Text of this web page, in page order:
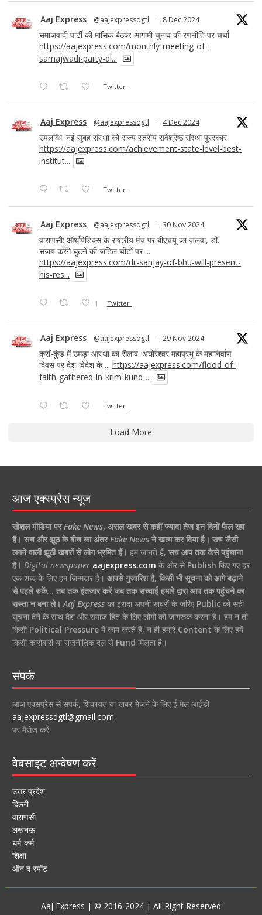
Aaj Express @aajexpressdgtl · 8 Dec 2024
समाजवादी पार्टी की मासिक बैठक: आगामी चुनाव की रणनीति पर चर्चा
https://aajexpress.com/monthly-meeting-of-
samajwadi-party-di...
Twitter
Aaj Express @aajexpressdgtl · 4 Dec 2024
उपलब्धि: नई सुबह संस्था को राज्य स्तरीय सर्वश्रेष्ठ संस्था पुरस्कार
https://aajexpress.com/achievement-state-level-best-
institut...
Twitter
Aaj Express @aajexpressdgtl · 30 Nov 2024
वाराणसी: ऑर्थोपेडिक्स के राष्ट्रीय मंच पर बीएचयू का जलवा, डॉ.
संजय करेंगे घुटने की जटिल चोटों पर ...
https://aajexpress.com/dr-sanjay-of-bhu-will-present-
his-res...
1 Twitter
Aaj Express @aajexpressdgtl · 29 Nov 2024
क्रीं-कुंड में उमड़ा आस्था का सैलाब: अघोरेश्वर महाप्रभु के महानिर्वाण
दिवस पर देश-विदेश के ... https://aajexpress.com/flood-of-
faith-gathered-in-krim-kund-...
Twitter
Load More
आज एक्स्प्रेस न्यूज
सोशल मीडिया पर Fake News, असल खबर से कहीं ज्यादा तेज इन दिनों फैल रहा
है। सच और झूठ के बीच का अंतर Fake Newsने खत्म कर दिया है। सच जैसी
लगने वाली झूठी खबरों से लोग भ्रमित हैं। हम जानते हैं, सच आप तक कैसे पहुंचाना
है। Digital newspaper aajexpress.com के ओर से Publish किए गए हर
एक शब्द के लिए हम जिम्मेदार हैं। आपसे गुजारिश है, किसी भी सूचना को आगे बढ़ाने
से पहले रुकें… तब तक इंतजार करें जब तक सच्चाई हमारे द्वारा आप तक पहुंचने का
रास्ता न बना ले। Aaj Expressका इरादा अपनी खबरों के जरिए Publicको सही
सूचना देने के साथ देश और समाज हित के लिए लोगों को जागरूक करना है। हम न तो
किसी Political Pressureमें काम करते हैं, न ही हमारे Content के लिए हमें
किसी कारोबारी या राजनीतिक दल से Fund मिलता है।
संपर्क
आज एक्सप्रेस से संपर्क, शिकायत या खबर भेजने के लिए ई मेल आईडी
aajexpressdgtl@gmail.com
पर मैसेज करें
वेबसाइट अन्वेषण करें
उत्तर प्रदेश
दिल्ली
वाराणसी
लखनऊ
धर्म-कर्म
शिक्षा
ऑन द स्पॉट
Aaj Express | © 2016-2024 | All Right Reserved